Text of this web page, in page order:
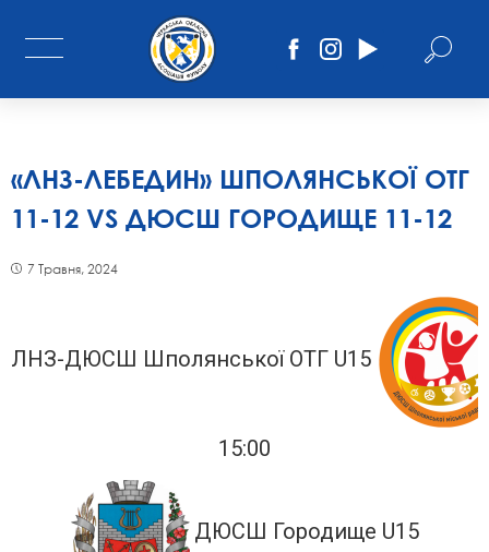
«ЛНЗ-ЛЕБЕДИН» ШПОЛЯНСЬКОЇ ОТГ
11-12 VS ДЮСШ ГОРОДИЩЕ 11-12
7 Травня, 2024
ЛНЗ-ДЮСШ Шполянської ОТГ U15
15:00
ДЮСШ Городище U15